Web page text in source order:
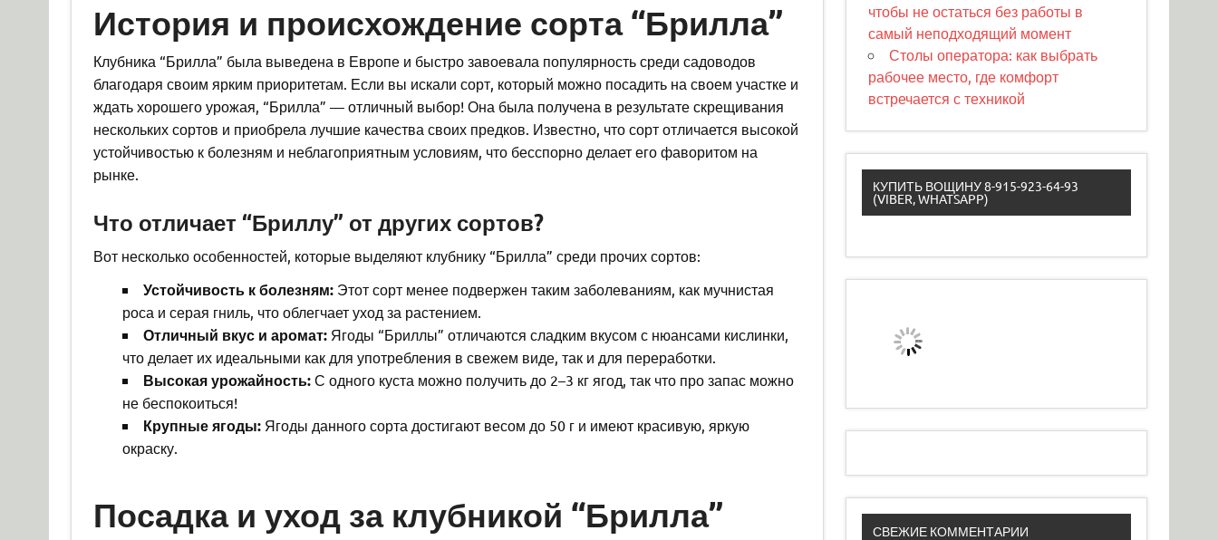
История и происхождение сорта “Брилла”
Клубника “Брилла” была выведена в Европе и быстро завоевала популярность среди садоводов
благодаря своим ярким приоритетам. Если вы искали сорт, который можно посадить на своем участке и
ждать хорошего урожая, “Брилла” — отличный выбор! Она была получена в результате скрещивания
нескольких сортов и приобрела лучшие качества своих предков. Известно, что сорт отличается высокой
устойчивостью к болезням и неблагоприятным условиям, что бесспорно делает его фаворитом на
рынке.
Что отличает “Бриллу” от других сортов?
Вот несколько особенностей, которые выделяют клубнику “Брилла” среди прочих сортов:
Устойчивость к болезням:Этот сорт менее подвержен таким заболеваниям, как мучнистая
роса и серая гниль, что облегчает уход за растением.
Отличный вкус и аромат:Ягоды “Бриллы” отличаются сладким вкусом с нюансами кислинки,
что делает их идеальными как для употребления в свежем виде, так и для переработки.
Высокая урожайность:С одного куста можно получить до 2–3 кг ягод, так что про запас можно
не беспокоиться!
Крупные ягоды:Ягоды данного сорта достигают весом до 50 г и имеют красивую, яркую
окраску.
Посадка и уход за клубникой “Брилла”
чтобы не остаться без работы в
самый неподходящий момент
Столы оператора: как выбрать
рабочее место, где комфорт
встречается с техникой
КУПИТЬ ВОЩИНУ 8-915-923-64-93
(VIBER, WHATSAPP)
СВЕЖИЕ КОММЕНТАРИИ